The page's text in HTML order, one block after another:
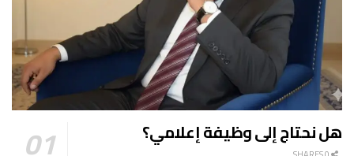
هل نحتاج إلى وظيفة إعلامي؟